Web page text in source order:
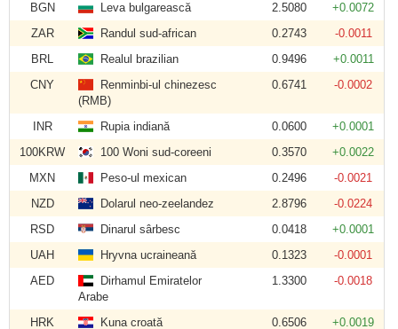
BGN
Leva bulgarească 2.5080
+0.0072
ZAR
Randul sud-african 0.2743
-0.0011
BRL
Realul brazilian 0.9496
+0.0011
CNY
Renminbi-ul chinezesc
(RMB)
0.6741 -0.0002
INR Rupia indiană 0.0600
+0.0001
100KRW
100 Woni sud-coreeni 0.3570
+0.0022
MXN
Peso-ul mexican 0.2496
-0.0021
NZD
Dolarul neo-zeelandez 2.8796
-0.0224
RSD
Dinarul sârbesc 0.0418
+0.0001
UAH
Hryvna ucraineană 0.1323
-0.0001
AED
Dirhamul Emiratelor
Arabe
1.3300 -0.0018
HRK Kuna croată 0.6506
+0.0019